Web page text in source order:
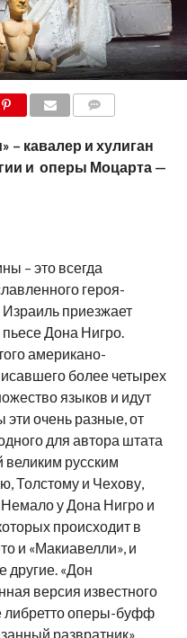
– кавалер и хулиган
и оперы Моцарта —
– это всегда
героя-
приезжает
Дона Нигро.
американо-
более четырех
языков и идут
очень разные, от
для автора штата
русским
Толстому и Чехову,
у Дона Нигро и
происходит в
и «Макиавелли», и
другие. «Дон
версия известного
либретто оперы-буфф
развратник».